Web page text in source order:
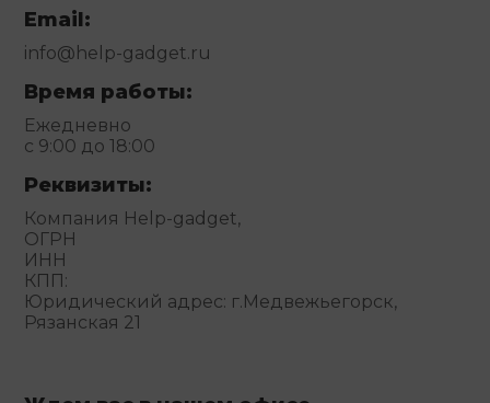
Email:
info@help-gadget.ru
Время работы:
Ежедневно
с 9:00 до 18:00
Реквизиты:
Компания Help-gadget,
ОГРН
ИНН
КПП:
Юридический адрес: г.Медвежьегорск,
Рязанская 21